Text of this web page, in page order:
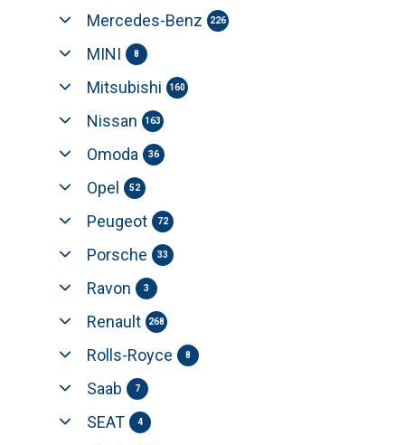
Mercedes-Benz 226
MINI 8
Mitsubishi 160
Nissan 163
Omoda 36
Opel 52
Peugeot 72
Porsche 33
Ravon 3
Renault 268
Rolls-Royce 8
Saab 7
SEAT 4